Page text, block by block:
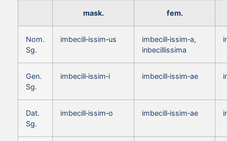
mask. fem.
Nom.
Sg.
imbecill‑issim‑us
imbecill‑issim‑a,
inbecillissima
Gen.
Sg.
imbecill‑issim‑i imbecill‑issim‑ae
Dat.
Sg.
imbecill‑issim‑o imbecill‑issim‑ae